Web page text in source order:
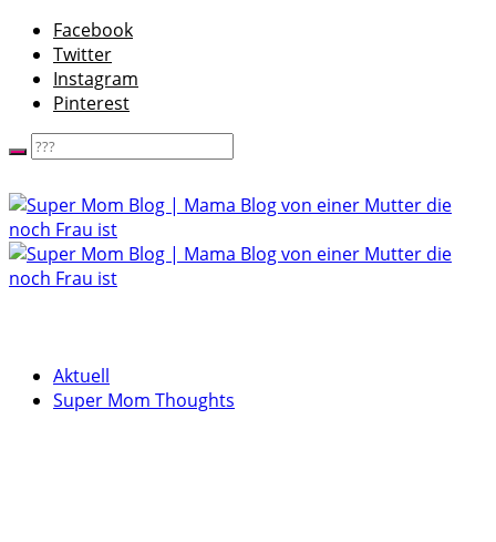
Facebook
Twitter
Instagram
Pinterest
Aktuell
Super Mom Thoughts